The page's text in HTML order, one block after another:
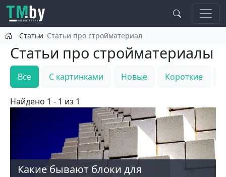
Перейти к основному содержанию
Статьи Статьи про стройматериал
Статьи про стройматериалы
Все С картинками Новые Короткие
Найдено 1 - 1 из 1
Какие бывают блоки для